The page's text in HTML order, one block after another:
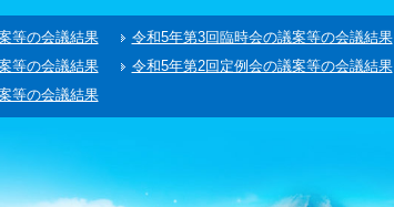
等の会議結果 令和5年第3回臨時会の議案等の会議結果
等の会議結果
令和5年第2回定例会の議案等の会議結果
等の会議結果